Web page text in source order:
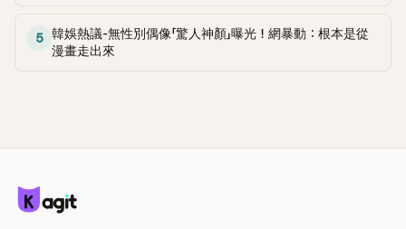
比基尼照」，再次重提這段至今仍被粉絲視為黑歷史代表作的事
件。 回顧李智惠的演藝路，她於 1998 年以混聲團體 S#arp 成
感情方面，李智惠於 2017 年與圈外男友結婚，婚後育有兩個
女兒，一家四口生活幸福美滿。如今除了持續活躍於綜藝節
5
韓娛熱議-無性別偶像「驚人神顏」曝光！網暴動：根本是從
漫畫走出來